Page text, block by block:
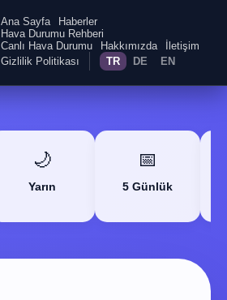
Ana Sayfa
Haberler
Hava Durumu Rehberi
Canlı Hava Durumu
Hakkımızda
İletişim
Gizlilik Politikası
TR DE EN
🌙
Yarın
📅
5 Günlük